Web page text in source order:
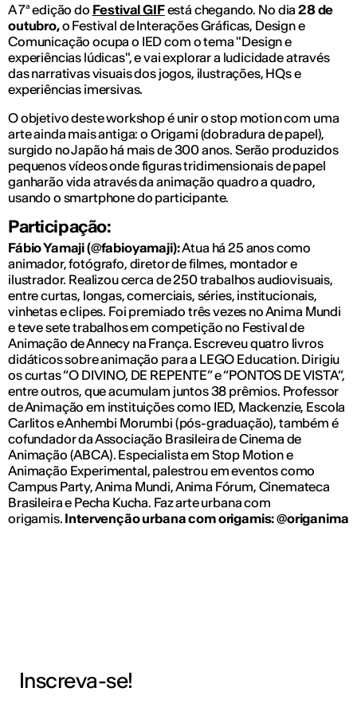
A 7ª edição do Festival GIFestá chegando. No dia28 de
outubro,o Festival de Interações Gráficas, Design e
Comunicação ocupa o IED com o tema "Design e
experiências lúdicas", e vai explorar a ludicidade através
das narrativas visuais dos jogos, ilustrações, HQs e
experiências imersivas.
O objetivo deste workshop é unir o stop motion com uma
arte ainda mais antiga: o Origami (dobradura de papel),
surgido no Japão há mais de 300 anos. Serão produzidos
pequenos vídeos onde figuras tridimensionais de papel
ganharão vida através da animação quadro a quadro,
usando o smartphone do participante.
Participação:
Fábio Yamaji (@fabioyamaji):Atua há 25 anos como
animador, fotógrafo, diretor de filmes, montador e
ilustrador. Realizou cerca de 250 trabalhos audiovisuais,
entre curtas, longas, comerciais, séries, institucionais,
vinhetas e clipes. Foi premiado três vezes no Anima Mundi
e teve sete trabalhos em competição no Festival de
Animação de Annecy na França. Escreveu quatro livros
didáticos sobre animação para a LEGO Education. Dirigiu
os curtas “O DIVINO, DE REPENTE” e “PONTOS DE VISTA”,
entre outros, que acumulam juntos 38 prêmios. Professor
de Animação em instituições como IED, Mackenzie, Escola
Carlitos e Anhembi Morumbi (pós-graduação), também é
cofundador da Associação Brasileira de Cinema de
Animação (ABCA). Especialista em Stop Motion e
Animação Experimental, palestrou em eventos como
Campus Party, Anima Mundi, Anima Fórum, Cinemateca
Brasileira e Pecha Kucha. Faz arte urbana com
origamis. Intervenção urbana com origamis: @origanima
Inscreva-se!